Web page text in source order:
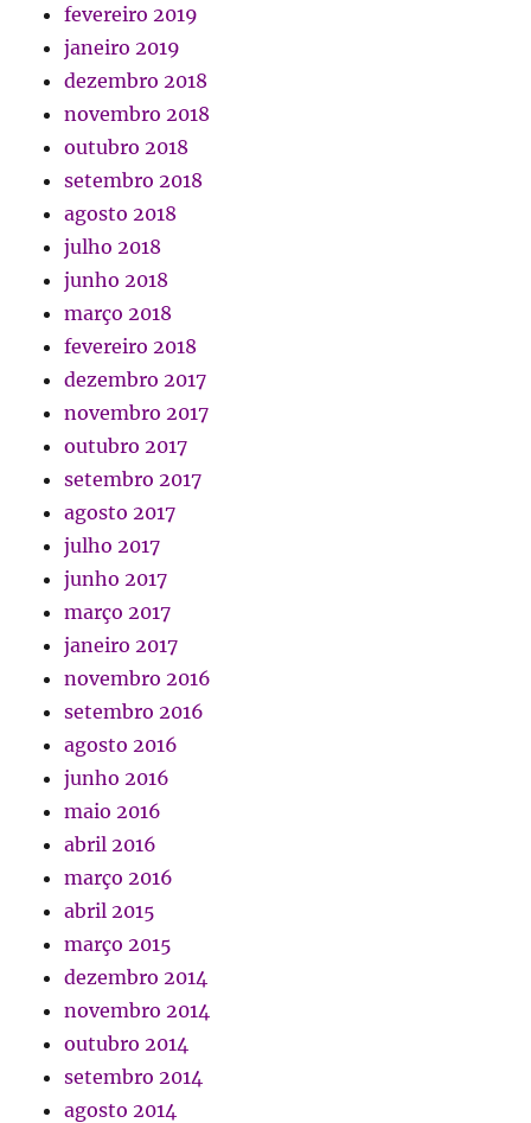
fevereiro 2019
janeiro 2019
dezembro 2018
novembro 2018
outubro 2018
setembro 2018
agosto 2018
julho 2018
junho 2018
março 2018
fevereiro 2018
dezembro 2017
novembro 2017
outubro 2017
setembro 2017
agosto 2017
julho 2017
junho 2017
março 2017
janeiro 2017
novembro 2016
setembro 2016
agosto 2016
junho 2016
maio 2016
abril 2016
março 2016
abril 2015
março 2015
dezembro 2014
novembro 2014
outubro 2014
setembro 2014
agosto 2014